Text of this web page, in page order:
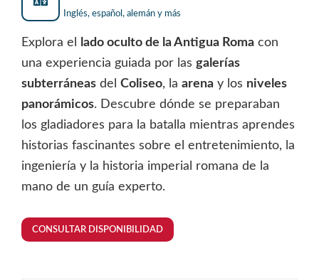
Inglés, español, alemán y más
Explora el lado oculto de la Antigua Roma con
una experiencia guiada por las galerías
subterráneas del Coliseo, la arena y los niveles
panorámicos. Descubre dónde se preparaban
los gladiadores para la batalla mientras aprendes
historias fascinantes sobre el entretenimiento, la
ingeniería y la historia imperial romana de la
mano de un guía experto.
CONSULTAR DISPONIBILIDAD